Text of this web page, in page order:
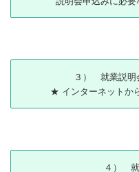
３） 就業説明
★ インターネットか
４） 就